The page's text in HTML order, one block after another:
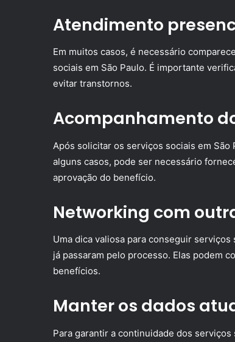
Atendimento
Em muitos casos, é necessário
sociais em São Paulo. É importante
evitar transtornos.
Acompanhamento
Após solicitar os serviços sociais em
alguns casos, pode ser necessário
aprovação do benefício.
Networking com
Uma dica valiosa para conseguir
já passaram pelo processo. Elas podem
benefícios.
Manter os dados
Para garantir a continuidade dos